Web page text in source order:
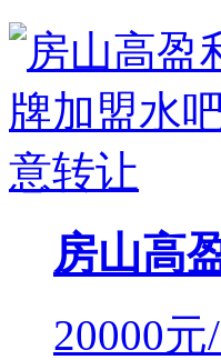
房山高
20000元